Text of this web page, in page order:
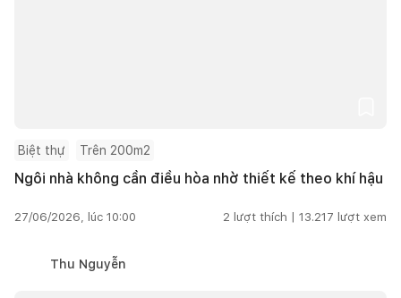
Biệt thự Trên 200m2
Ngôi nhà không cần điều hòa nhờ thiết kế theo khí hậu
27/06/2026, lúc 10:00 2 lượt thích | 13.217 lượt xem
Thu Nguyễn